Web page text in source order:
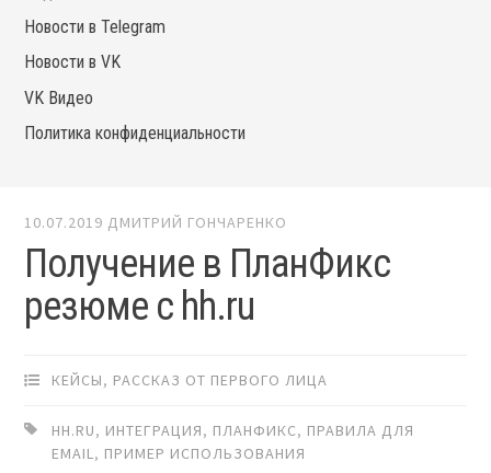
Новости в Telegram
Новости в VK
VK Видео
Политика конфиденциальности
10.07.2019 ДМИТРИЙ ГОНЧАРЕНКО
Получение в ПланФикс
резюме с hh.ru
КЕЙСЫ, РАССКАЗ ОТ ПЕРВОГО ЛИЦА
HH.RU, ИНТЕГРАЦИЯ, ПЛАНФИКС, ПРАВИЛА ДЛЯ
EMAIL, ПРИМЕР ИСПОЛЬЗОВАНИЯ